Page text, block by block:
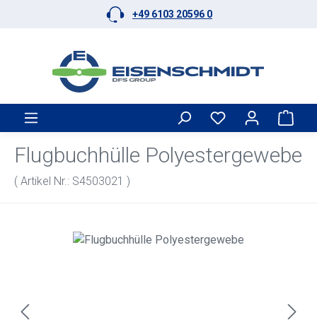
Zum Hauptinhalt springen+49 6103 20596 0
Flugbuchhülle Polyestergewebe
( Artikel Nr.: S4503021 )
Bildergalerie überspringen